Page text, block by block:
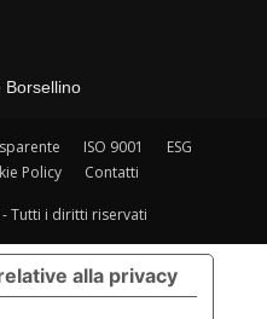
Borsellino
ISO 9001
ESG
Policy Contatti
Tutti i diritti riservati
alla privacy